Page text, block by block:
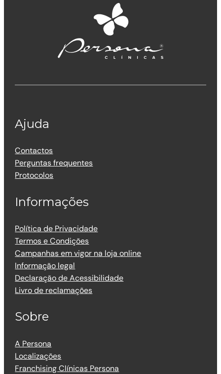
Ajuda
Contactos
Perguntas frequentes
Protocolos
Informações
Política de Privacidade
Termos e Condições
Campanhas em vigor na loja online
Informação legal
Declaração de Acessibilidade
Livro de reclamações
Sobre
A Persona
Localizações
Franchising Clínicas Persona